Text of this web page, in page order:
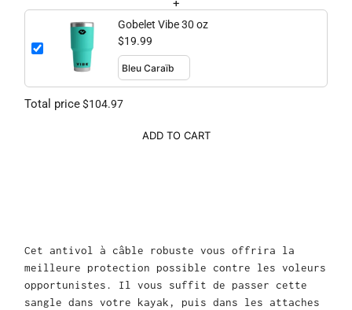
+
Gobelet Vibe 30 oz
$19.99
Total price$104.97
ADD TO CART
Cet antivol à câble robuste vous offrira la
meilleure protection possible contre les voleurs
opportunistes. Il vous suffit de passer cette
sangle dans votre kayak, puis dans les attaches